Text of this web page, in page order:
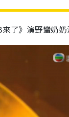
了》演野蠻奶